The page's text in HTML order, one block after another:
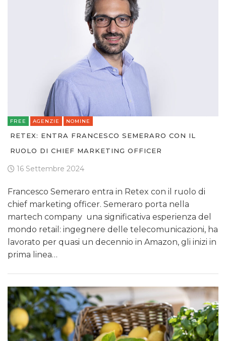
FREE AGENZIE NOMINE
RETEX: ENTRA FRANCESCO SEMERARO CON IL
RUOLO DI CHIEF MARKETING OFFICER
16 Settembre 2024
Francesco Semeraro entra in Retex con il ruolo di
chief marketing officer. Semeraro porta nella
martech company una significativa esperienza del
mondo retail: ingegnere delle telecomunicazioni, ha
lavorato per quasi un decennio in Amazon, gli inizi in
prima linea…